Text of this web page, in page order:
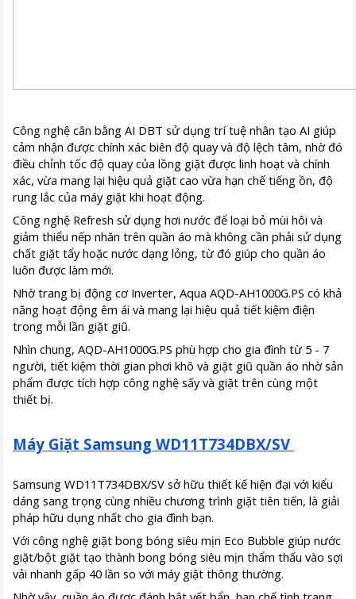
Công nghệ cân bằng AI DBT sử dụng trí tuệ nhân tạo AI giúp
cảm nhận được chính xác biên độ quay và độ lệch tâm, nhờ đó
điều chỉnh tốc độ quay của lồng giặt được linh hoạt và chính
xác, vừa mang lại hiệu quả giặt cao vừa hạn chế tiếng ồn, độ
rung lắc của máy giặt khi hoạt động.
Công nghệ Refresh sử dụng hơi nước để loại bỏ mùi hôi và
giảm thiểu nếp nhăn trên quần áo mà không cần phải sử dụng
chất giặt tẩy hoặc nước dạng lỏng, từ đó giúp cho quần áo
luôn được làm mới.
Nhờ trang bị động cơ Inverter, Aqua AQD-AH1000G.PS có khả
năng hoạt động êm ái và mang lại hiệu quả tiết kiệm điện
trong mỗi lần giặt giũ.
Nhìn chung, AQD-AH1000G.PS phù hợp cho gia đình từ 5 - 7
người, tiết kiệm thời gian phơi khô và giặt giũ quần áo nhờ sản
phẩm được tích hợp công nghệ sấy và giặt trên cùng một
thiết bị.
Máy Giặt Samsung WD11T734DBX/SV
Samsung WD11T734DBX/SV sở hữu thiết kế hiện đại với kiểu
dáng sang trọng cùng nhiều chương trình giặt tiên tiến, là giải
pháp hữu dụng nhất cho gia đình bạn.
Với công nghệ giặt bong bóng siêu mịn Eco Bubble giúp nước
giặt/bột giặt tạo thành bong bóng siêu mịn thẩm thấu vào sợi
vải nhanh gấp 40 lần so với máy giặt thông thường.